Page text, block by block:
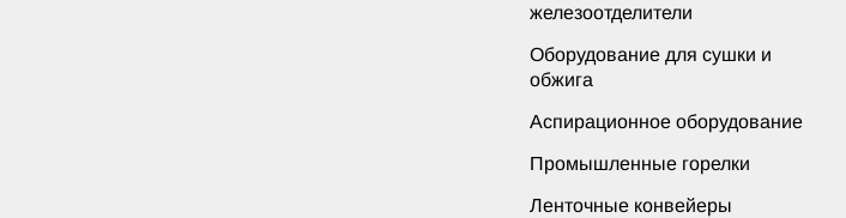
железоотделители
Оборудование для сушки и
обжига
Аспирационное оборудование
Промышленные горелки
Ленточные конвейеры